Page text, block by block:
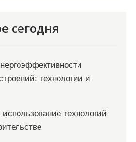
сегодня
технологии и
технологий